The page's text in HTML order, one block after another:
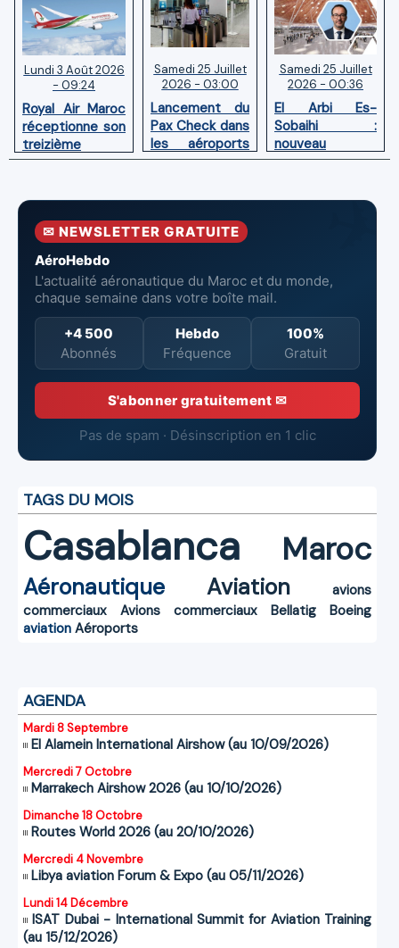
Lundi 3 Août 2026
- 09:24
Royal Air Maroc
réceptionne son
treizième
Boeing 787
Samedi 25 Juillet
2026 - 03:00
Lancement du
Pax Check dans
les aéroports
du Maroc
Samedi 25 Juillet
2026 - 00:36
El Arbi Es-
Sobaihi :
nouveau
directeur à la
l’Aéroport
Mohammed V
✉ NEWSLETTER GRATUITE
AéroHebdo
L'actualité aéronautique du Maroc et du monde,
chaque semaine dans votre boîte mail.
+4 500
Abonnés
Hebdo
Fréquence
100%
Gratuit
S'abonner gratuitement ✉
Pas de spam · Désinscription en 1 clic
TAGS DU MOIS
Casablanca Maroc
Aéronautique Aviation
avions
commerciaux
Avions commerciaux Bellatig
Boeing
aviation Aéroports
AGENDA
Mardi 8 Septembre
El Alamein International Airshow (au 10/09/2026)
Mercredi 7 Octobre
Marrakech Airshow 2026 (au 10/10/2026)
Dimanche 18 Octobre
Routes World 2026 (au 20/10/2026)
Mercredi 4 Novembre
Libya aviation Forum & Expo (au 05/11/2026)
Lundi 14 Décembre
ISAT Dubai - International Summit for Aviation Training
(au 15/12/2026)